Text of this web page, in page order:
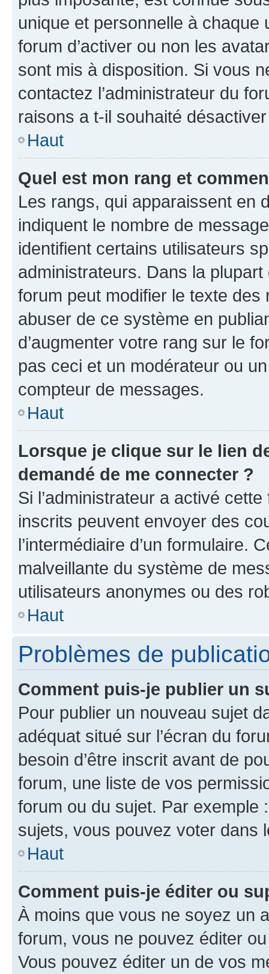
unique et personnelle à chaque
forum d’activer ou non les
sont mis à disposition. Si vous
contactez l’administrateur du
raisons a t-il souhaité
Haut
Quel est mon rang et
Les rangs, qui apparaissent en
indiquent le nombre de
identifient certains utilisateurs
administrateurs. Dans la
forum peut modifier le texte
abuser de ce système en
d’augmenter votre rang sur le
pas ceci et un modérateur ou
compteur de messages.
Haut
Lorsque je clique sur le lien
demandé de me connecter ?
Si l’administrateur a activé
inscrits peuvent envoyer des
l’intermédiaire d’un formulaire.
malveillante du système de
utilisateurs anonymes ou des
Haut
Problèmes de
Comment puis-je publier un
Pour publier un nouveau sujet
adéquat situé sur l’écran du
besoin d’être inscrit avant de
forum, une liste de vos
forum ou du sujet. Par exemple
sujets, vous pouvez voter dans
Haut
Comment puis-je éditer ou
À moins que vous ne soyez un
forum, vous ne pouvez éditer
Vous pouvez éditer un de vos